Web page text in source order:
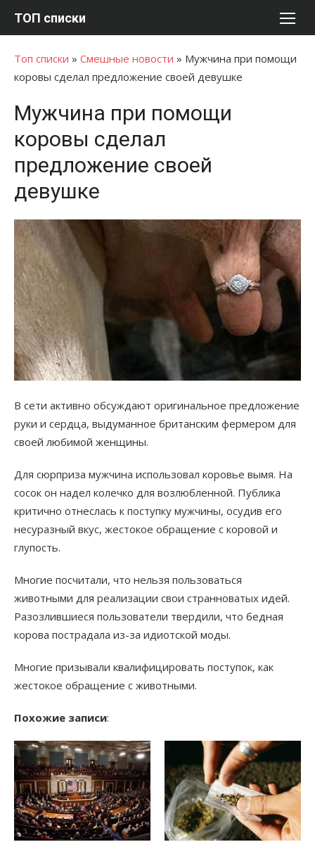
ТОП списки
Топ списки » Смешные новости » Мужчина при помощи
коровы сделал предложение своей девушке
Мужчина при помощи
коровы сделал
предложение своей
девушке
В сети активно обсуждают оригинальное предложение
руки и сердца, выдуманное британским фермером для
своей любимой женщины.
Для сюрприза мужчина использовал коровье вымя. На
сосок он надел колечко для возлюбленной. Публика
критично отнеслась к поступку мужчины, осудив его
несуразный вкус, жестокое обращение с коровой и
глупость.
Многие посчитали, что нельзя пользоваться
животными для реализации свои странноватых идей.
Разозлившиеся пользователи твердили, что бедная
корова пострадала из-за идиотской моды.
Многие призывали квалифицировать поступок, как
жестокое обращение с животными.
Похожие записи: